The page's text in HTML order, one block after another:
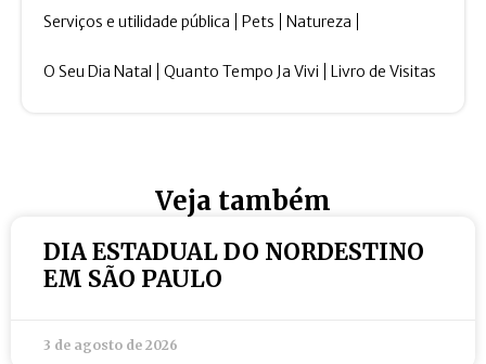
Serviços e utilidade pública Pets Natureza
O Seu Dia Natal Quanto Tempo Ja Vivi Livro de Visitas
Veja também
DIA ESTADUAL DO NORDESTINO
EM SÃO PAULO
3 de agosto de 2026